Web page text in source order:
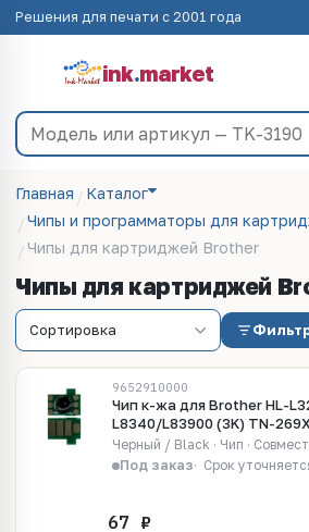
Решения для печати с 2001 года
ink.market
Главная
Каталог
Чипы и программаторы для
Чипы для картриджей Brother
Чипы для картриджей
9652910000
Чип к-жа для Brother HL-
L8340/L83900 (3K) TN-
Черный / Black · Чип ·
Под заказ
Срок